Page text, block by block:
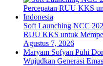
Soft Launching NCC
RUU KKS untuk
Agustus 7, 2026
Maryam Sofyan Puhi
Wujudkan Generasi Emas